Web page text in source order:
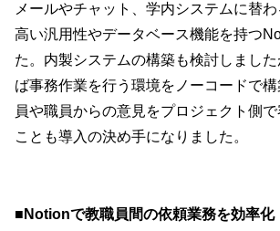
メールやチャット、学内システムに替わ
高い汎用性やデータベース機能を持つ
た。内製システムの構築も検討しまし
ば事務作業を行う環境をノーコードで
員や職員からの意見をプロジェクト側
ことも導入の決め手になりました。
■Notionで教職員間の依頼業務を効率化